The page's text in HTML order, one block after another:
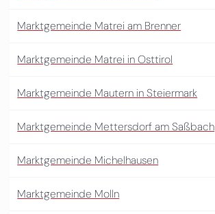
Marktgemeinde Matrei am Brenner
Marktgemeinde Matrei in Osttirol
Marktgemeinde Mautern in Steiermark
Marktgemeinde Mettersdorf am Saßbach
Marktgemeinde Michelhausen
Marktgemeinde Molln